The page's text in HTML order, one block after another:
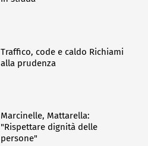
Traffico, code e caldo Richiami
alla prudenza
Marcinelle, Mattarella:
"Rispettare dignità delle
persone"